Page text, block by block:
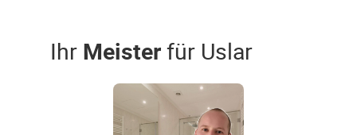
Ihr Meisterfür Uslar